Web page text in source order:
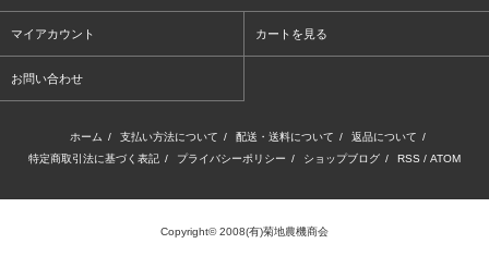
マイアカウント カートを見る
お問い合わせ
ホーム / 支払い方法について / 配送・送料について / 返品について /
特定商取引法に基づく表記 / プライバシーポリシー / ショップブログ / RSS / ATOM
Copyright© 2008(有)菊地農機商会